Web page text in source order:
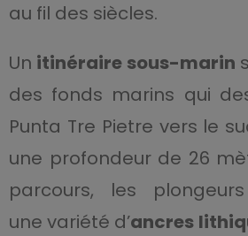
au fil des siècles.
Un itinéraire sous-marin
des fonds marins qui
Punta Tre Pietre vers le
une profondeur de 26
parcours, les
une variété d’ancres